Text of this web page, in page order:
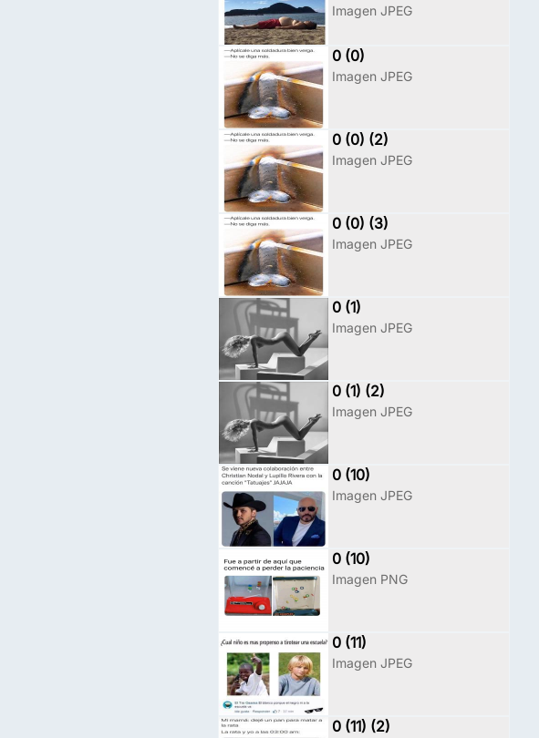
Imagen JPEG
0 (0)
Imagen JPEG
0 (0) (2)
Imagen JPEG
0 (0) (3)
Imagen JPEG
0 (1)
Imagen JPEG
0 (1) (2)
Imagen JPEG
0 (10)
Imagen JPEG
0 (10)
Imagen PNG
0 (11)
Imagen JPEG
0 (11) (2)